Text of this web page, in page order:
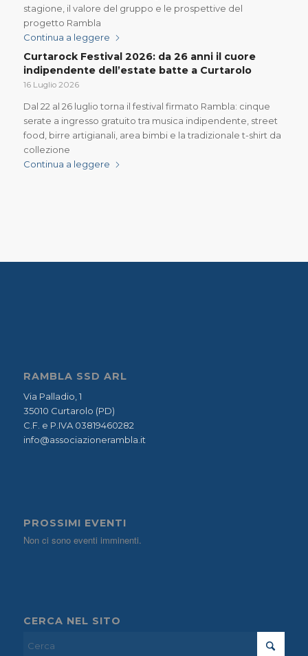
stagione, il valore del gruppo e le prospettive del
progetto Rambla
Continua a leggere
Curtarock Festival 2026: da 26 anni il cuore
indipendente dell’estate batte a Curtarolo
16 Luglio 2026
Dal 22 al 26 luglio torna il festival firmato Rambla: cinque
serate a ingresso gratuito tra musica indipendente, street
food, birre artigianali, area bimbi e la tradizionale t-shirt da
collezione
Continua a leggere
RAMBLA SSD ARL
Via Palladio, 1
35010 Curtarolo (PD)
C.F. e P.IVA 03819460282
info@associazionerambla.it
PROSSIMI EVENTI
Non ci sono eventi imminenti.
CERCA NEL SITO